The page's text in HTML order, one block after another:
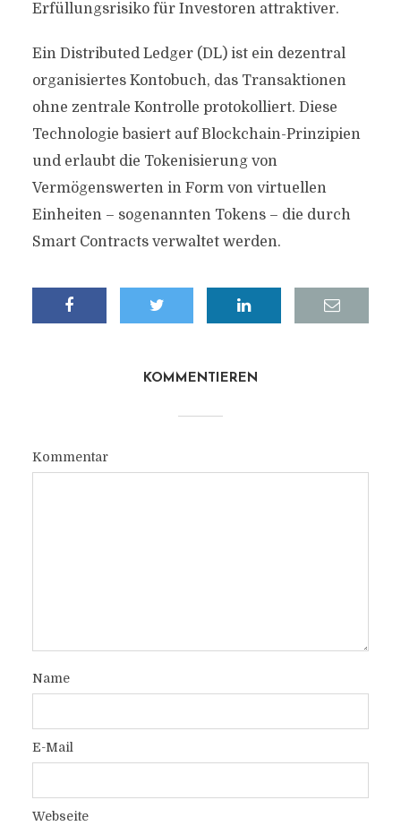
Erfüllungsrisiko für Investoren attraktiver.
Ein Distributed Ledger (DL) ist ein dezentral
organisiertes Kontobuch, das Transaktionen
ohne zentrale Kontrolle protokolliert. Diese
Technologie basiert auf Blockchain-Prinzipien
und erlaubt die Tokenisierung von
Vermögenswerten in Form von virtuellen
Einheiten – sogenannten Tokens – die durch
Smart Contracts verwaltet werden.
KOMMENTIEREN
Kommentar
Name
E-Mail
Webseite